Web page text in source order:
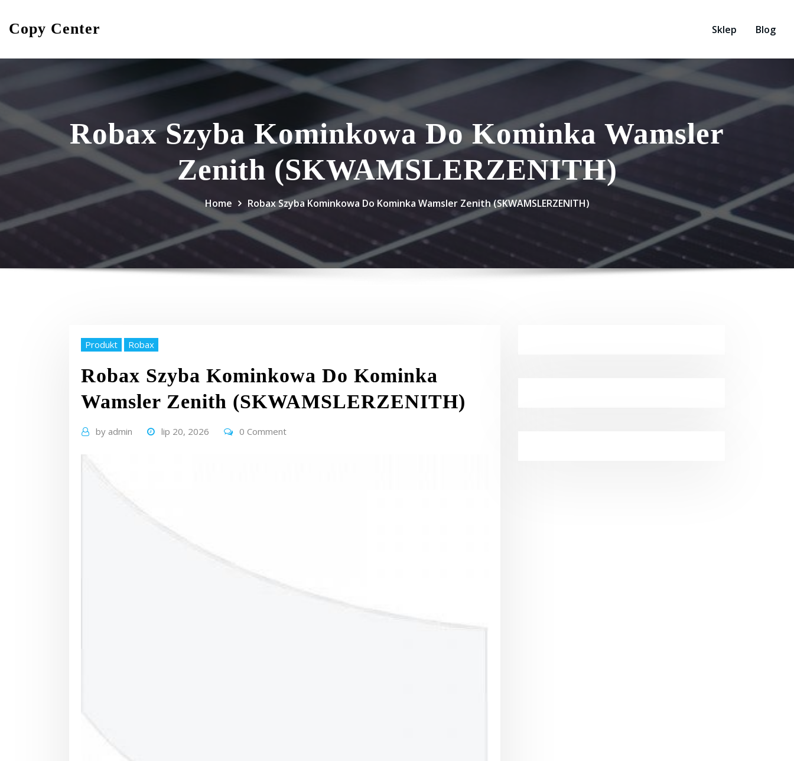
content
Copy Center Sklep Blog
Robax Szyba Kominkowa Do Kominka Wamsler
Zenith (SKWAMSLERZENITH)
Home Robax Szyba Kominkowa Do Kominka Wamsler Zenith (SKWAMSLERZENITH)
Produkt Robax
Robax Szyba Kominkowa Do Kominka
Wamsler Zenith (SKWAMSLERZENITH)
by admin lip 20, 2026 0 Comment